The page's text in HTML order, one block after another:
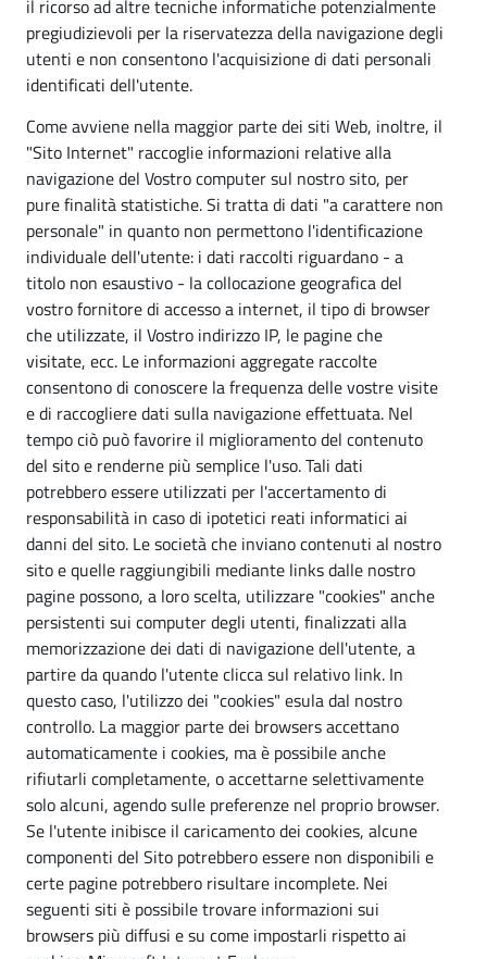
il ricorso ad altre tecniche informatiche potenzialmente
pregiudizievoli per la riservatezza della navigazione degli
utenti e non consentono l'acquisizione di dati personali
identificati dell'utente.
Come avviene nella maggior parte dei siti Web, inoltre, il
"Sito Internet" raccoglie informazioni relative alla
navigazione del Vostro computer sul nostro sito, per
pure finalità statistiche. Si tratta di dati "a carattere non
personale" in quanto non permettono l'identificazione
individuale dell'utente: i dati raccolti riguardano - a
titolo non esaustivo - la collocazione geografica del
vostro fornitore di accesso a internet, il tipo di browser
che utilizzate, il Vostro indirizzo IP, le pagine che
visitate, ecc. Le informazioni aggregate raccolte
consentono di conoscere la frequenza delle vostre visite
e di raccogliere dati sulla navigazione effettuata. Nel
tempo ciò può favorire il miglioramento del contenuto
del sito e renderne più semplice l'uso. Tali dati
potrebbero essere utilizzati per l'accertamento di
responsabilità in caso di ipotetici reati informatici ai
danni del sito. Le società che inviano contenuti al nostro
sito e quelle raggiungibili mediante links dalle nostro
pagine possono, a loro scelta, utilizzare "cookies" anche
persistenti sui computer degli utenti, finalizzati alla
memorizzazione dei dati di navigazione dell'utente, a
partire da quando l'utente clicca sul relativo link. In
questo caso, l'utilizzo dei "cookies" esula dal nostro
controllo. La maggior parte dei browsers accettano
automaticamente i cookies, ma è possibile anche
rifiutarli completamente, o accettarne selettivamente
solo alcuni, agendo sulle preferenze nel proprio browser.
Se l'utente inibisce il caricamento dei cookies, alcune
componenti del Sito potrebbero essere non disponibili e
certe pagine potrebbero risultare incomplete. Nei
seguenti siti è possibile trovare informazioni sui
browsers più diffusi e su come impostarli rispetto ai